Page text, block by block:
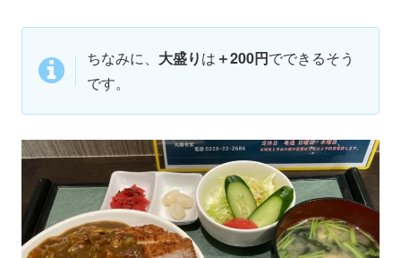
ちなみに、 大盛りは ＋200円でできるそう
です。